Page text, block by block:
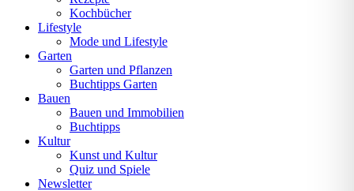
Kochbücher
Lifestyle
Mode und Lifestyle
Garten
Garten und Pflanzen
Buchtipps Garten
Bauen
Bauen und Immobilien
Buchtipps
Kultur
Kunst und Kultur
Quiz und Spiele
Newsletter